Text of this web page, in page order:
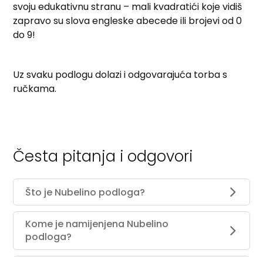
svoju edukativnu stranu – mali kvadratići koje vidiš
zapravo su slova engleske abecede ili brojevi od 0
do 9!
Uz svaku podlogu dolazi i odgovarajuća torba s
ručkama.
Česta pitanja i odgovori
Što je Nubelino podloga?
Kome je namijenjena Nubelino
podloga?